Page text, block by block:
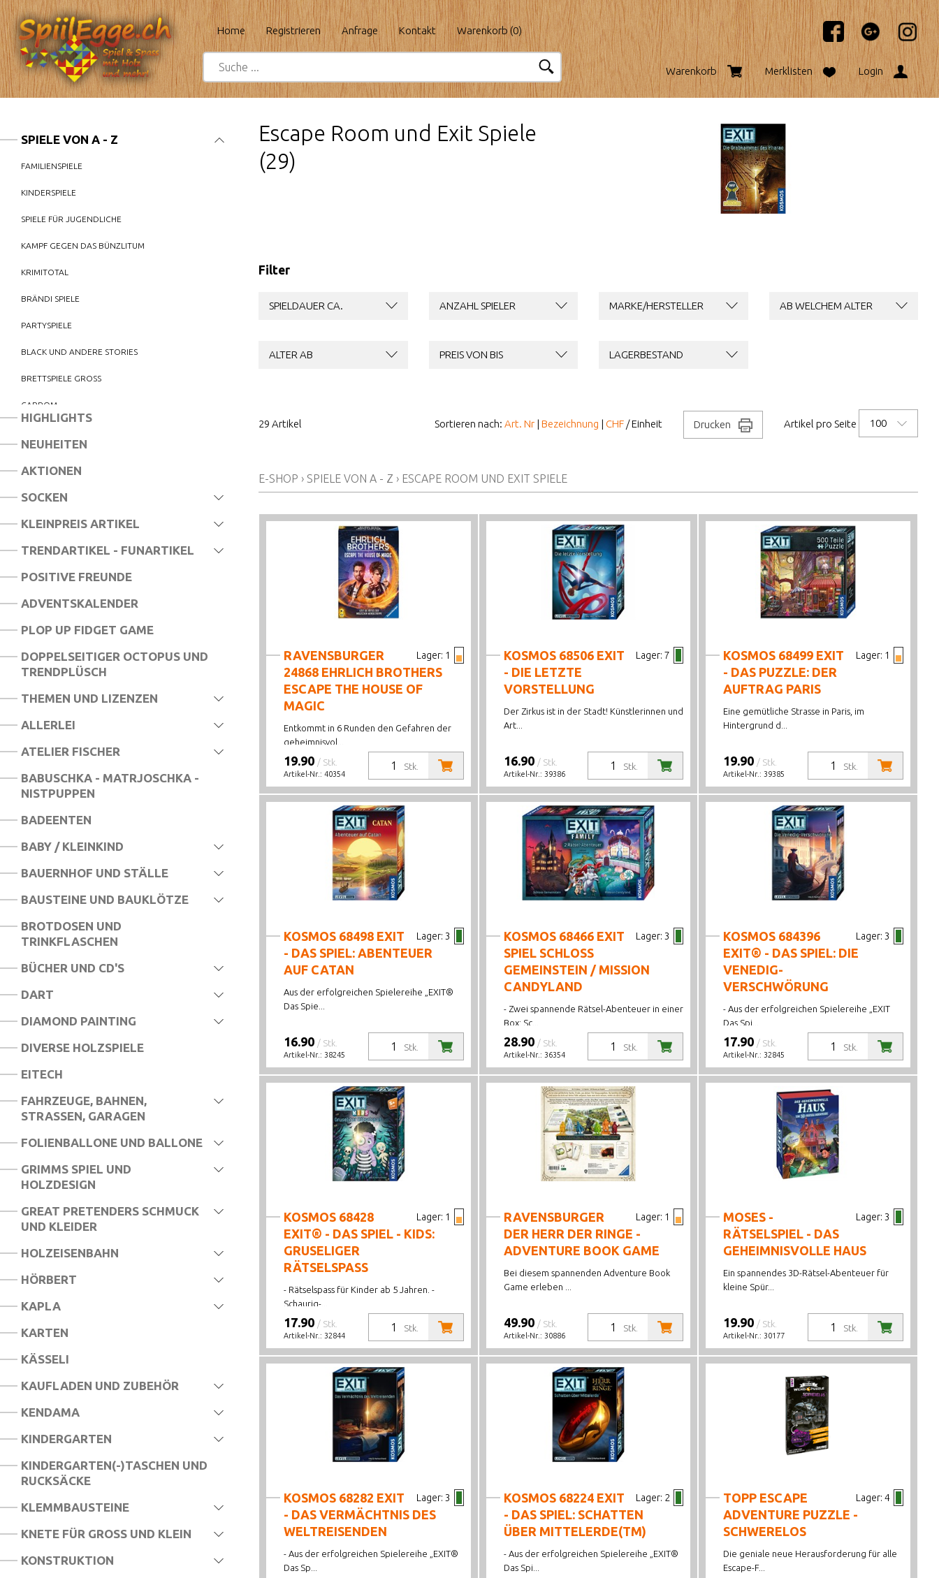
Home Registrieren Anfrage Kontakt Warenkorb (0)
Warenkorb Merklisten Login
HIGHLIGHTS
NEUHEITEN
AKTIONEN
SOCKEN
KLEINPREIS ARTIKEL
TRENDARTIKEL - FUNARTIKEL
POSITIVE FREUNDE
ADVENTSKALENDER
PLOP UP FIDGET GAME
DOPPELSEITIGER OCTOPUS UND
TRENDPLÜSCH
THEMEN UND LIZENZEN
ALLERLEI
ATELIER FISCHER
BABUSCHKA - MATRJOSCHKA -
NISTPUPPEN
BADEENTEN
BABY / KLEINKIND
BAUERNHOF UND STÄLLE
BAUSTEINE UND BAUKLÖTZE
BROTDOSEN UND
TRINKFLASCHEN
BÜCHER UND CD'S
DART
DIAMOND PAINTING
DIVERSE HOLZSPIELE
EITECH
FAHRZEUGE, BAHNEN,
STRASSEN, GARAGEN
FOLIENBALLONE UND BALLONE
GRIMMS SPIEL UND
HOLZDESIGN
GREAT PRETENDERS SCHMUCK
UND KLEIDER
HOLZEISENBAHN
HÖRBERT
KAPLA
KARTEN
KÄSSELI
KAUFLADEN UND ZUBEHÖR
KENDAMA
KINDERGARTEN
KINDERGARTEN(-)TASCHEN UND
RUCKSÄCKE
KLEMMBAUSTEINE
KNETE FÜR GROSS UND KLEIN
KONSTRUKTION
SPIELE VON A - Z
FAMILIENSPIELE
KINDERSPIELE
SPIELE FÜR JUGENDLICHE
KAMPF GEGEN DAS BÜNZLITUM
KRIMITOTAL
BRÄNDI SPIELE
PARTYSPIELE
BLACK UND ANDERE STORIES
BRETTSPIELE GROSS
CARROM
KARTENSPIELE
KENNERSPIELE
LEGESPIELE
LOGIK SPIELE
QWIXX
SPIELE FÜR 1 SPIELER
TISCHSPIELE
WORLD SMALLEST
ZUG UM ZUG
Escape Room und Exit Spiele
(29)
Filter
SPIELDAUER CA. ANZAHL SPIELER MARKE/HERSTELLER AB WELCHEM ALTER
ALTER AB PREIS VON BIS LAGERBESTAND
Artikel pro Seite 100
Drucken
Sortieren nach: Art. Nr | Bezeichnung | CHF / Einheit
29 Artikel
E-SHOP › SPIELE VON A - Z › ESCAPE ROOM UND EXIT SPIELE
Lager: 1
RAVENSBURGER
24868 EHRLICH BROTHERS
ESCAPE THE HOUSE OF
MAGIC
Entkommt in 6 Runden den Gefahren der
geheimnisvol...
Stk.
19.90 / Stk.
Artikel-Nr.: 40354
Lager: 7
KOSMOS 68506 EXIT
- DIE LETZTE
VORSTELLUNG
Der Zirkus ist in der Stadt! Künstlerinnen und
Art...
Stk.
16.90 / Stk.
Artikel-Nr.: 39386
Lager: 1
KOSMOS 68499 EXIT
- DAS PUZZLE: DER
AUFTRAG PARIS
Eine gemütliche Strasse in Paris, im
Hintergrund d...
Stk.
19.90 / Stk.
Artikel-Nr.: 39385
Lager: 3
KOSMOS 68498 EXIT
- DAS SPIEL: ABENTEUER
AUF CATAN
Aus der erfolgreichen Spielereihe „EXIT®
Das Spie...
Stk.
16.90 / Stk.
Artikel-Nr.: 38245
Lager: 3
KOSMOS 68466 EXIT
SPIEL SCHLOSS
GEMEINSTEIN / MISSION
CANDYLAND
- Zwei spannende Rätsel-Abenteuer in einer
Box: Sc...
Stk.
28.90 / Stk.
Artikel-Nr.: 36354
Lager: 3
KOSMOS 684396
EXIT® - DAS SPIEL: DIE
VENEDIG-
VERSCHWÖRUNG
- Aus der erfolgreichen Spielereihe „EXIT
Das Spi...
Stk.
17.90 / Stk.
Artikel-Nr.: 32845
Lager: 1
KOSMOS 68428
EXIT® - DAS SPIEL - KIDS:
GRUSELIGER
RÄTSELSPASS
- Rätselspass für Kinder ab 5 Jahren. -
Schaurig-...
Stk.
17.90 / Stk.
Artikel-Nr.: 32844
Lager: 1
RAVENSBURGER
DER HERR DER RINGE -
ADVENTURE BOOK GAME
Bei diesem spannenden Adventure Book
Game erleben ...
Stk.
49.90 / Stk.
Artikel-Nr.: 30886
Lager: 3
MOSES -
RÄTSELSPIEL - DAS
GEHEIMNISVOLLE HAUS
Ein spannendes 3D-Rätsel-Abenteuer für
kleine Spür...
Stk.
19.90 / Stk.
Artikel-Nr.: 30177
Lager: 3
KOSMOS 68282 EXIT
- DAS VERMÄCHTNIS DES
WELTREISENDEN
- Aus der erfolgreichen Spielereihe „EXIT®
Das Sp...
Lager: 2
KOSMOS 68224 EXIT
- DAS SPIEL: SCHATTEN
ÜBER MITTELERDE(TM)
- Aus der erfolgreichen Spielereihe „EXIT®
Das Spi...
Lager: 4
TOPP ESCAPE
ADVENTURE PUZZLE -
SCHWERELOS
Die geniale neue Herausforderung für alle
Escape-F...